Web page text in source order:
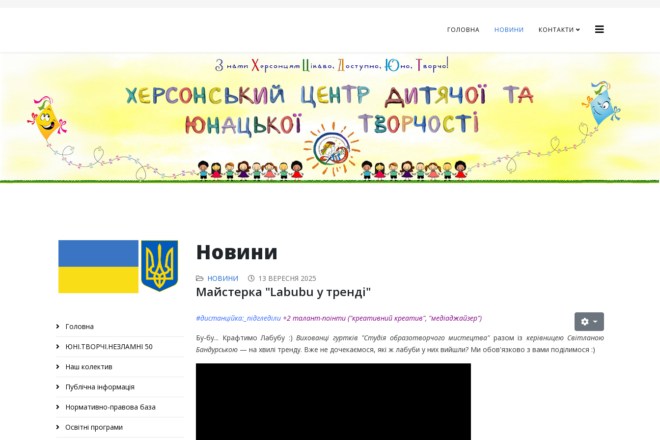
ГОЛОВНА НОВИНИ КОНТАКТИ
Головна
ЮНІ.ТВОРЧІ.НЕЗЛАМНІ 50
Наш колектив
Публічна інформація
Нормативно-правова база
Освітні програми
Новини
НОВИНИ 13 ВЕРЕСНЯ 2025
Майстерка "Labubu у тренді"
#дистанційка:_підгледіли +2 талант-поінти ("креативний креатив", "медіаджайзер")
Бу-бу... Крафтимо Лабубу :) Вихованці гуртків "Студія образотворчого мистецтва"разом із керівницею Світланою
Бандурською — на хвилі тренду. Вже не дочекаємося, які ж лабуби у них вийшли? Ми обов'язково з вами поділимося :)